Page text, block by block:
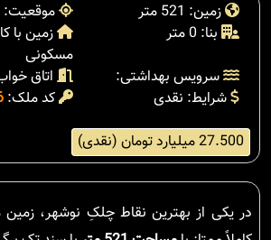
زمین: 521 متر
موقعیت:
بنا: 0 متر
زمین با
مسکونی
سرویس بهداشتی:
اتاق
شرایط: نقدی
کد ملک:
27.500 میلیارد تومان (نقدی)
در یکی از بهترین نقاط چلکِ نوشهر،